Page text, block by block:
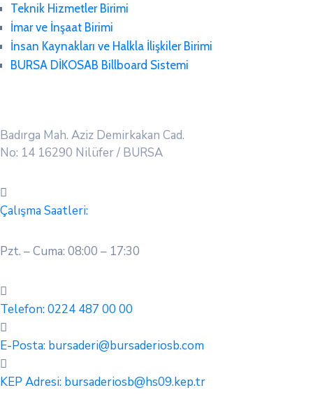
Teknik Hizmetler Birimi
İmar ve İnşaat Birimi
İnsan Kaynakları ve Halkla İlişkiler Birimi
BURSA DİKOSAB Billboard Sistemi
Badırga Mah. Aziz Demirkakan Cad.
No: 14 16290 Nilüfer / BURSA
Çalışma Saatleri:
Pzt. – Cuma: 08:00 – 17:30
Telefon:0224 487 00 00
E-Posta: bursaderi@bursaderiosb.com
KEP Adresi: bursaderiosb@hs09.kep.tr